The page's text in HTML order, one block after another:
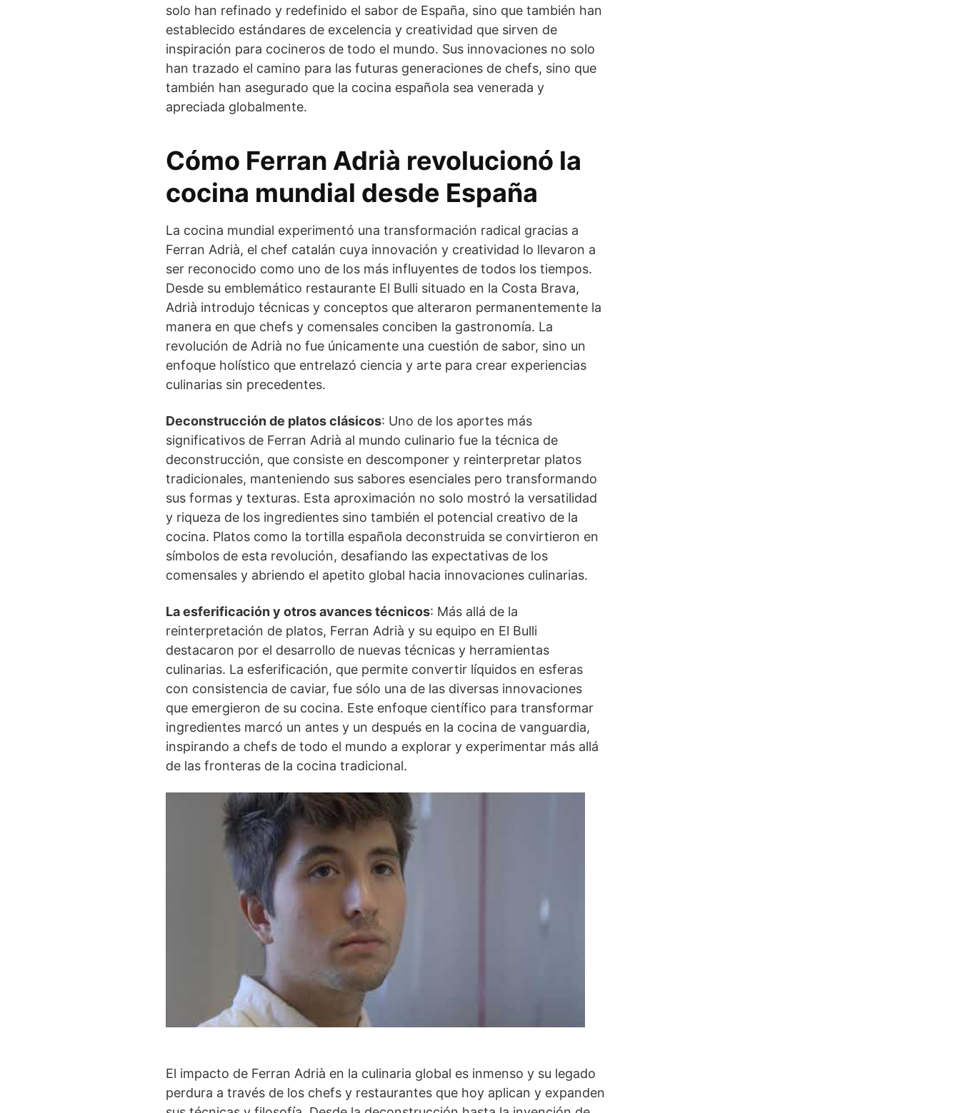
solo han refinado y redefinido el sabor de España, sino que también han
establecido estándares de excelencia y creatividad que sirven de
inspiración para cocineros de todo el mundo. Sus innovaciones no solo
han trazado el camino para las futuras generaciones de chefs, sino que
también han asegurado que la cocina española sea venerada y
apreciada globalmente.
Cómo Ferran Adrià revolucionó la
cocina mundial desde España
La cocina mundial experimentó una transformación radical gracias a
Ferran Adrià, el chef catalán cuya innovación y creatividad lo llevaron a
ser reconocido como uno de los más influyentes de todos los tiempos.
Desde su emblemático restaurante El Bulli situado en la Costa Brava,
Adrià introdujo técnicas y conceptos que alteraron permanentemente la
manera en que chefs y comensales conciben la gastronomía. La
revolución de Adrià no fue únicamente una cuestión de sabor, sino un
enfoque holístico que entrelazó ciencia y arte para crear experiencias
culinarias sin precedentes.
Deconstrucción de platos clásicos: Uno de los aportes más
significativos de Ferran Adrià al mundo culinario fue la técnica de
deconstrucción, que consiste en descomponer y reinterpretar platos
tradicionales, manteniendo sus sabores esenciales pero transformando
sus formas y texturas. Esta aproximación no solo mostró la versatilidad
y riqueza de los ingredientes sino también el potencial creativo de la
cocina. Platos como la tortilla española deconstruida se convirtieron en
símbolos de esta revolución, desafiando las expectativas de los
comensales y abriendo el apetito global hacia innovaciones culinarias.
La esferificación y otros avances técnicos: Más allá de la
reinterpretación de platos, Ferran Adrià y su equipo en El Bulli
destacaron por el desarrollo de nuevas técnicas y herramientas
culinarias. La esferificación, que permite convertir líquidos en esferas
con consistencia de caviar, fue sólo una de las diversas innovaciones
que emergieron de su cocina. Este enfoque científico para transformar
ingredientes marcó un antes y un después en la cocina de vanguardia,
inspirando a chefs de todo el mundo a explorar y experimentar más allá
de las fronteras de la cocina tradicional.
El impacto de Ferran Adrià en la culinaria global es inmenso y su legado
perdura a través de los chefs y restaurantes que hoy aplican y expanden